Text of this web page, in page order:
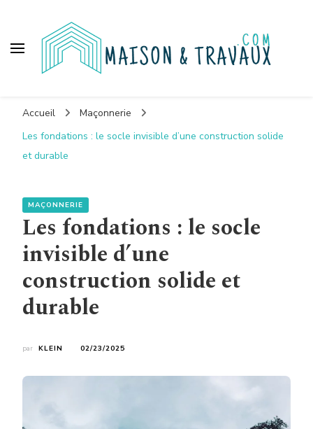
Accueil
Maçonnerie
Les fondations : le socle invisible d’une construction solide
et durable
MAÇONNERIE
Les fondations : le socle
invisible d’une
construction solide et
durable
par KLEIN 02/23/2025